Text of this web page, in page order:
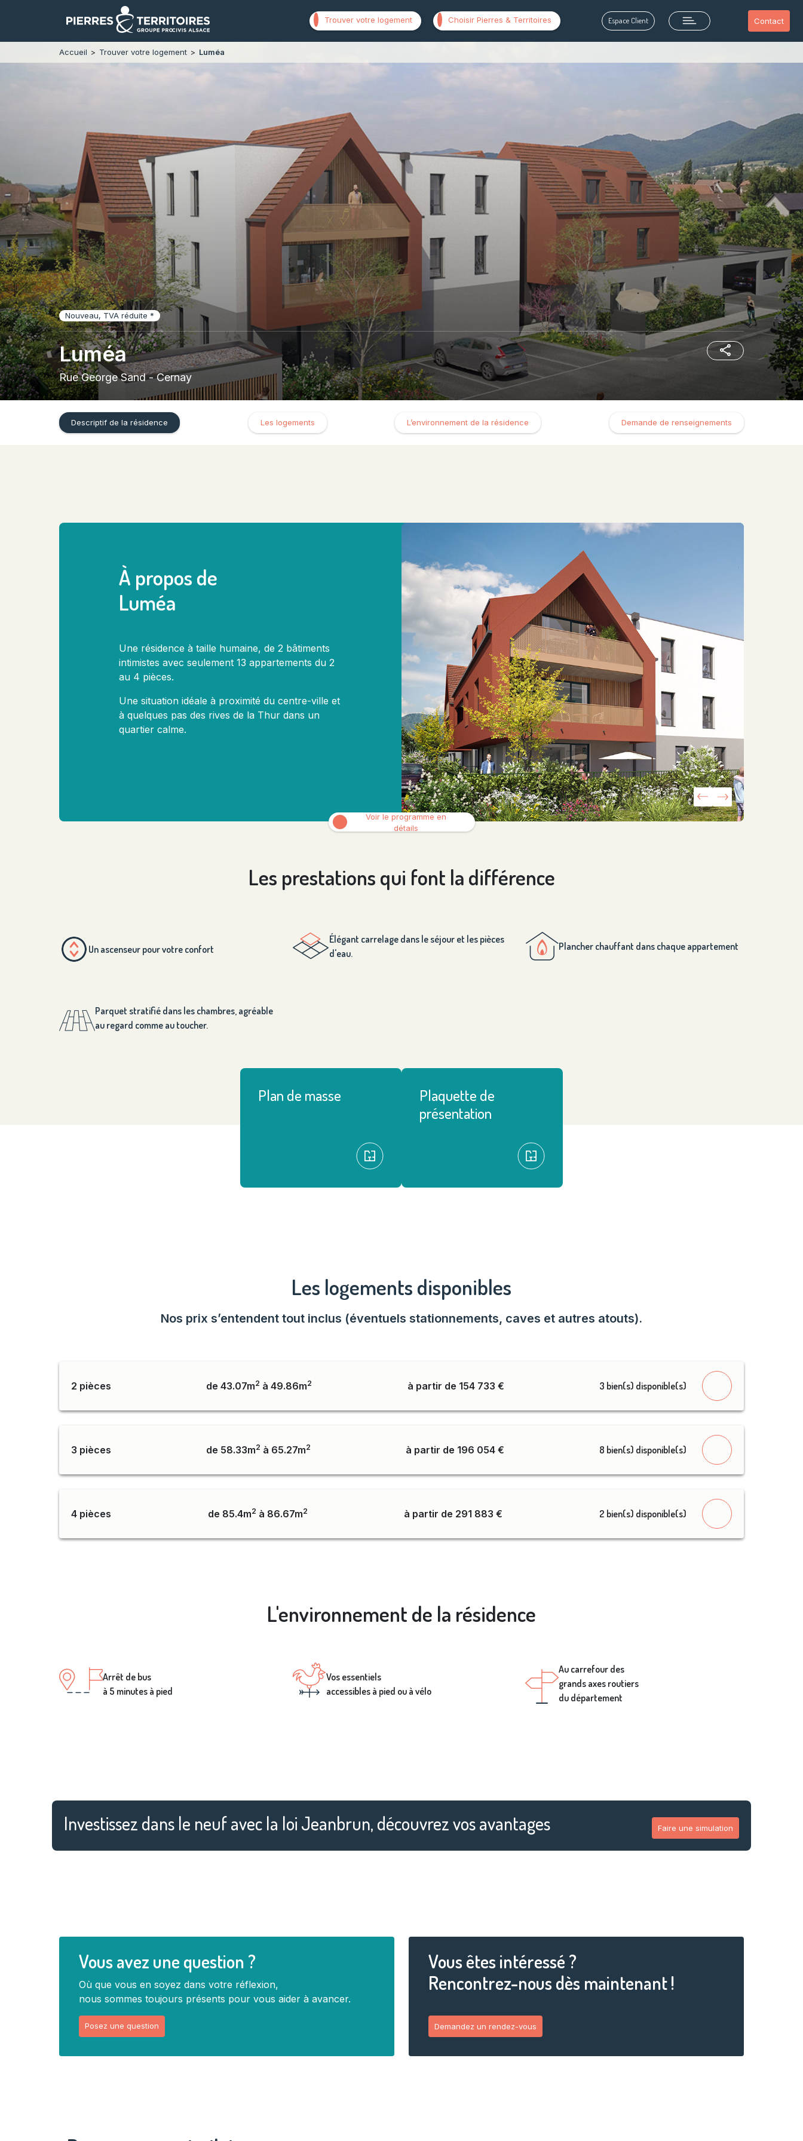
Trouver votre logement Choisir Pierres & Territoires Espace Client Contact
accueil > trouver votre logement > luméa
Nouveau, TVA réduite *
Luméa
Rue George Sand - Cernay
Descriptif de la résidence Les logements L’environnement de la résidence Demande de renseignements
À propos de
Luméa
Une résidence à taille humaine, de 2 bâtiments
intimistes avec seulement 13 appartements du 2
au 4 pièces.
Une situation idéale à proximité du centre-ville et
à quelques pas des rives de la Thur dans un
quartier calme.
Voir le programme en
détails
Les prestations qui font la différence
Un ascenseur pour votre confort
Élégant carrelage dans le séjour et les pièces
d'eau.
Plancher chauffant dans chaque appartement
Parquet stratifié dans les chambres, agréable
au regard comme au toucher.
Plan de masse
Plaquette de
présentation
Les logements disponibles
Nos prix s’entendent tout inclus (éventuels stationnements, caves et autres atouts).
2 pièces de 43.07m2 à 49.86m2 à partir de 154 733 € 3 bien(s) disponible(s)
3 pièces de 58.33m2 à 65.27m2 à partir de 196 054 € 8 bien(s) disponible(s)
4 pièces de 85.4m2 à 86.67m2 à partir de 291 883 € 2 bien(s) disponible(s)
L'environnement de la résidence
Arrêt de bus
à 5 minutes à pied
Vos essentiels
accessibles à pied ou à vélo
Au carrefour des
grands axes routiers
du département
Investissez dans le neuf avec la loi Jeanbrun, découvrez vos avantages Faire une simulation
Vous avez une question ?
Où que vous en soyez dans votre réflexion,
nous sommes toujours présents pour vous aider à avancer.
Posez une question
Vous êtes intéressé ?
Rencontrez-nous dès maintenant !
Demandez un rendez-vous